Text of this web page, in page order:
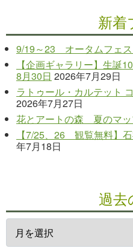
新着
9/19～23 オータムフェ
【企画ギャラリー】生
8月30日 2026年7月29日
ラトゥール・カルテット
2026年7月27日
花とアートの森 夏のマ
【7/25、26 観覧無料】
年7月18日
過去